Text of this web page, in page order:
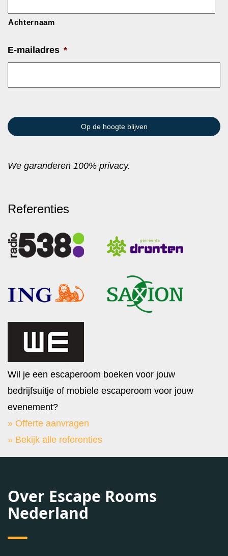
Achternaam
E-mailadres *
We garanderen 100% privacy.
Referenties
Wil je een escaperoom boeken voor jouw
bedrijfsuitje of mobiele escaperoom voor jouw
evenement?
» Offerte aanvragen
» Bekijk alle referenties
Over Escape Rooms
Nederland